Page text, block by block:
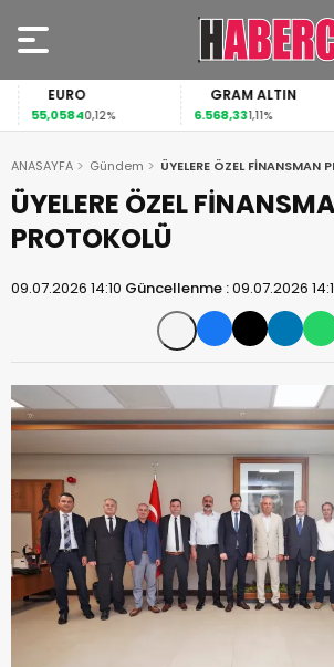
EURO
55,05840,12%
GRAM ALTIN
6.568,331,11%
ANASAYFA Gündem ÜYELERE ÖZEL FİNANSMAN
ÜYELERE ÖZEL
PROTOKOLÜ
09.07.2026 14:10 Güncellenme :09.07.2026